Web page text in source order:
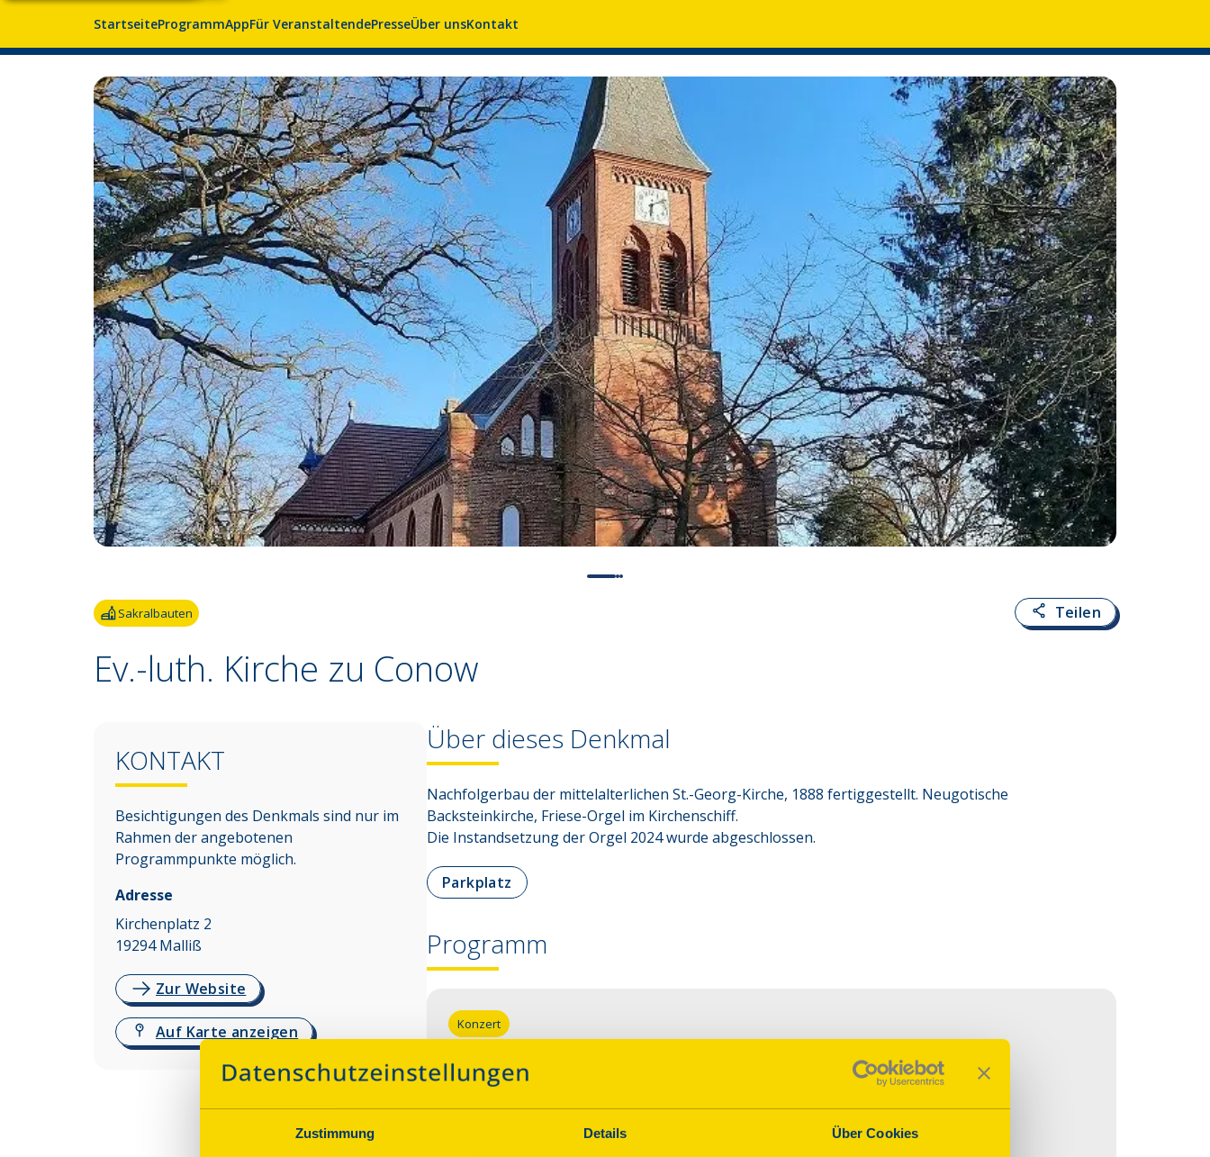
Zustimmung Details Über Cookies
StartseiteProgrammAppFür VeranstaltendePresseÜber unsKontakt
Sakralbauten Teilen
Ev.-luth. Kirche zu Conow
KONTAKT
Besichtigungen des Denkmals sind nur im
Rahmen der angebotenen
Programmpunkte möglich.
Adresse
Kirchenplatz 2
19294 Malliß
Zur Website
Auf Karte anzeigen
Über dieses Denkmal
Nachfolgerbau der mittelalterlichen St.-Georg-Kirche, 1888 fertiggestellt. Neugotische
Backsteinkirche, Friese-Orgel im Kirchenschiff.
Die Instandsetzung der Orgel 2024 wurde abgeschlossen.
Parkplatz
Programm
Konzert
Konzert "Figuralmesse" von Carl Gottlieb Reissiger
Beginn
Sonntag, 13.09.2026 16:00 Uhr